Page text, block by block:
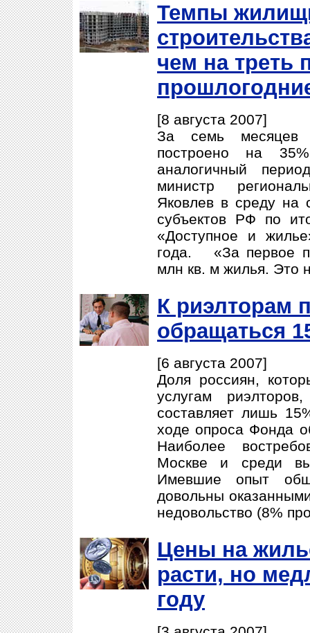
Темпы
чем на треть
[8 августа 2007]
За семь месяцев
построено на
аналогичный
министр
Яковлев в среду на
субъектов РФ по
«Доступное и
года. «За первое
млн кв. м жилья. Это
К риэлторам
обращаться
[6 августа 2007]
Доля россиян,
услугам
составляет лишь
ходе опроса Фонда
Наиболее
Москве и среди
Имевшие опыт
довольны
недовольство (8%
Цены на
расти, но
году